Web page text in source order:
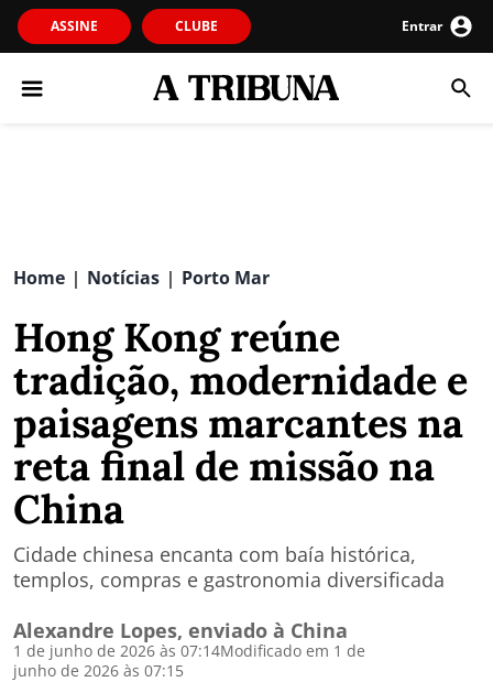
ASSINE CLUBE Entrar
Home | Notícias | Porto Mar
Hong Kong reúne
tradição, modernidade e
paisagens marcantes na
reta final de missão na
China
Cidade chinesa encanta com baía histórica,
templos, compras e gastronomia diversificada
Alexandre Lopes, enviado à China
1 de junho de 2026 às 07:14Modificado em 1 de
junho de 2026 às 07:15